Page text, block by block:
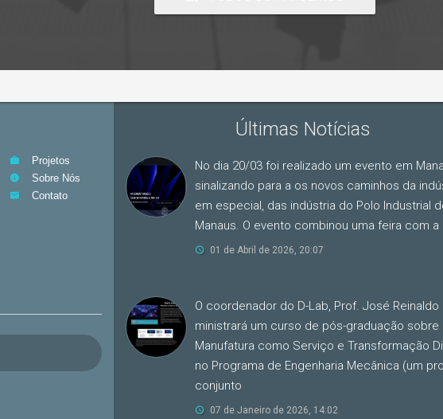
Projetos
Sobre Nós
Contato
Últimas Notícias
No dia 20/03 foi realizado um evento em
sinalizando para a os novos caminhos da
em especial, das indústria do Polo Industrial
Manaus. O evento combinou uma feira com a
01 de Abril de 2026, 20:07
O coordenador do D-Lab, Prof. José Reinaldo
ministrará um curso de pós-graduação sobre
Manufatura como Serviço e Transformação
no Programa de Engenharia Mecânica (um
conjunto
07 de Janeiro de 2026, 14:02